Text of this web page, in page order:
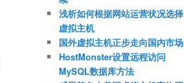
浅析如何根据网站运营状况选择
虚拟主机
国外虚拟主机正步走向国内市场
HostMonster设置远程访问
MySQL数据库方法